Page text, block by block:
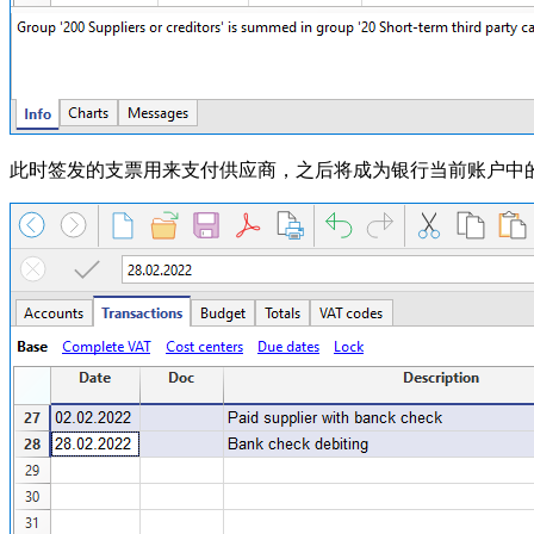
此时签发的支票用来支付供应商，之后将成为银行当前账户中